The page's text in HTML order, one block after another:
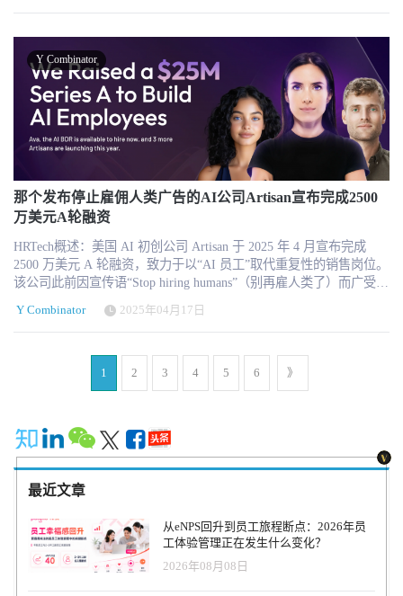
和 Sierra 等超过15,000家初创公司。 法律战背景下的强势融资
Rippling此番大手笔融资与市场扩张之际，正值与竞争对手 Deel（同
为YC毕业公司）卷入激烈的法律纠纷之中。Rippling 指控 Deel 雇佣
其前员工获取商业机密，Deel 已在4月提起反诉。尽管官司缠身，
Rippling 的估值和融资能力丝毫未受影响，反而赢得投资者更坚定的
信任。 平台愿景与产品扩张 自2016年成立以来，Rippling持续扩展
产品边界，目前已拥有24款核心产品，涵盖薪资、员工福利、单点
登录、身份管理、账单支付和企业信用卡等。此次融资将用于拓展
国际市场、增强现有产品，并加快新产品的研发进度。 Rippling 的
核心愿景是构建一个连接人力、IT 和财务的企业级操作系统，通过
打通分散的员工数据系统，实现整个员工生命周期的自动化和智能
化管理，从而帮助企业提升效率，领先竞争对手。
Lisa Brummel 及 Qualtrics 技术高管 John Thimsen 等。 以AI对话技术
重塑招聘流程 Humanly专注于以 Conversational AI（对话式人工智
能）简化招聘流程，平台能够自动进行候选人初步筛选、排程和互
动交流，目前每月可处理超过 25 万名候选人申请。截至目前，该平
台已完成超 500 万次自动化面试流程。凭借高效的流程体验，
Humanly 的候选人满意度评分高达 4.8（满分5分），显著高于行业
平均水平。 其核心技术优势在于：通过对候选人输入数据的语义理
解与行为分析，自动进行人岗匹配、日程安排与反馈收集，在不牺
牲候选人体验的前提下，将传统企业平均 44 天的招聘周期压缩至仅
5 天，大幅提升了招聘效率。 融资用途：加码产品与市场拓展 据公
司官方透露，此轮融资将主要用于三个方向： 扩展产品功能：包括
引入更多结构化对话数据分析、AI匹配模型优化、与ATS系统的无缝
客户的拓展，尤其是在北美市场； 扩大团队规模：当前团队人数为
36人，未来计划在AI工程、客户成功和市场拓展等岗位进行关键性
扩招。 Humanly 联合创始人兼CEO在声明中表示：“我们正在建立一
个让每位候选人都能被认真对待的招聘流程。通过负责任的AI技
2400万美元。分析人士指出，在全球招聘效率成为企业转型“新瓶颈”
的当下，Humanly 此类集成 AI 交互与自动化能力的垂直招聘解决方
案，正在成为中大型企业关注的新选择。 据 Gartner 预测，到2026
Humanly 的产品思路正契合这一趋势，以技术实现“全流程候选人管
理”的智能化升级。 关于 HumanlyHumanly成立于西雅图，是一家致
力于构建包容、高效、AI 驱动的招聘平台的科技公司。其
Conversational AI 平台服务于中型与大型企业客户，在人才获取、流
程自动化和候选人体验方面表现突出。 如需引用，请注明出处：
HRTech资讯（2025年5月）
Y Combinator
那个发布停止雇佣人类广告的AI公司Artisan宣布完成2500
万美元A轮融资
HRTech概述：美国 AI 初创公司 Artisan 于 2025 年 4 月宣布完成
2500 万美元 A 轮融资，致力于以“AI 员工”取代重复性的销售岗位。
该公司此前因宣传语“Stop hiring humans”（别再雇人类了）而广受关
Artisan 推出的核心产品 Ava，专注于销售开发（SDR）工作流程自
动化。其功能涵盖潜在客户挖掘、背景调研、邮件和 LinkedIn 个性
化沟通、预约会议，甚至可以在访客尚未填写表单前就主动联系。
更多信息关注HRTechChina 美国 AI 自动化创业公司 Artisan 近日 宣
布完成 2500 万美元 A 轮融资，本轮由 Glade Brook Capital 领投，
等战略投资者参投。 Artisan 曾以一句颇具争议的口号 “Stop hiring
humans”（停止雇佣人类）引发行业广泛关注。如今，它不仅在销售
开发领域掀起变革，更试图重新定义企业如何构建销售团队。
Artisan 所打造的 AI 员工（Artisans） 并非简单的工具，而是能够完
整取代重复性销售岗位的“数字员工”。 其核心产品 Ava 是一位 AI
商务开发代表（BDR），可以自主识别潜在客户、分析意向信号、
撰写个性化邮件并通过 LinkedIn 主动联系目标客户，最终完成会议
预约。Ava 不仅仅是单点工具，而是由多代理架构和实时上下文引擎
驱动，能够实时捕捉求职信息、融资公告、高管变动等“购买信号”，
以实现精准外呼。 本轮融资将加速 Artisan 打造 全自动销售 AI 团队
Y Combinator 2025年04月17日
1 2 3 4 5 6 》
最近文章
从eNPS回升到员工旅程断点：2026年员
工体验管理正在发生什么变化？
2026年08月08日